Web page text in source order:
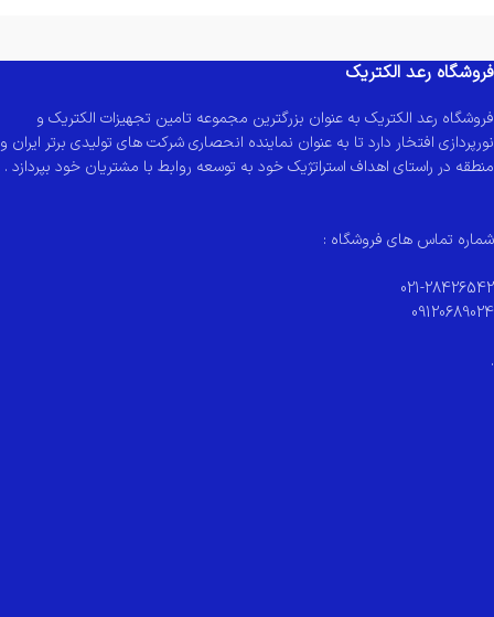
فروشگاه رعد الکتریک
فروشگاه رعد الکتریک به عنوان بزرگترین مجموعه تامین تجهیزات الکتریک و
نورپردازی افتخار دارد تا به عنوان نماینده انحصاری شرکت های تولیدی برتر ایران و
منطقه در راستای اهداف استراتژیک خود به توسعه روابط با مشتریان خود بپردازد .
شماره تماس های فروشگاه :
021-28426542
09120689024
.